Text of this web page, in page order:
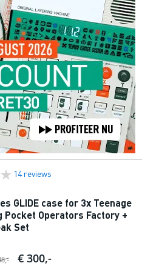
14 reviews
GLIDE case for 3x Teenage
Pocket Operators Factory +
Set
€ 300,-